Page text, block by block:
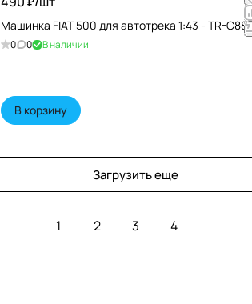
Машинка FIAT 500 для автотрека 1:43 - TR-C88
0 0 В наличии
В корзину
Загрузить еще
1 2 3 4